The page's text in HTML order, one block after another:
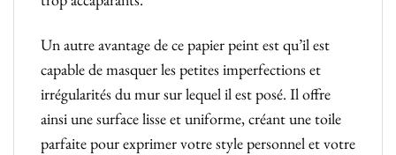
Un autre avantage de ce papier peint est qu’il est
capable de masquer les petites imperfections et
irrégularités du mur sur lequel il est posé. Il offre
ainsi une surface lisse et uniforme, créant une toile
parfaite pour exprimer votre style personnel et votre